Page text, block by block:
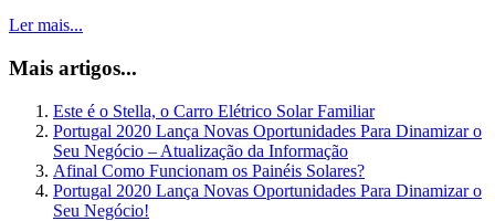
Ler mais...
Mais artigos...
Este é o Stella, o Carro Elétrico Solar Familiar
Portugal 2020 Lança Novas Oportunidades Para Dinamizar o
Seu Negócio – Atualização da Informação
Afinal Como Funcionam os Painéis Solares?
Portugal 2020 Lança Novas Oportunidades Para Dinamizar o
Seu Negócio!